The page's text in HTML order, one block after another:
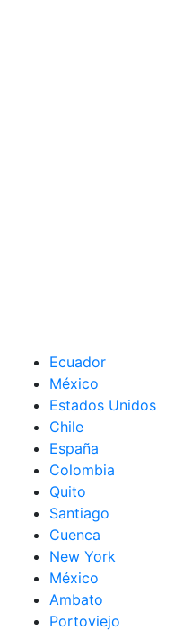
Ecuador
México
Estados Unidos
Chile
España
Colombia
Quito
Santiago
Cuenca
New York
México
Ambato
Portoviejo